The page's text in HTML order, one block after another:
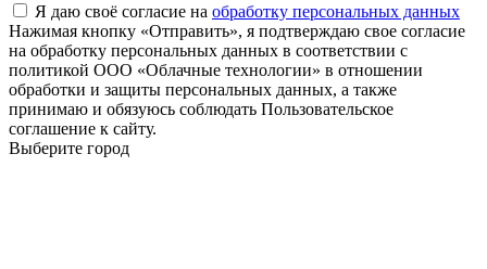
Я даю своё согласие на обработку персональных данных
Нажимая кнопку «Отправить», я подтверждаю свое согласие
на обработку персональных данных в соответствии с
политикой ООО «Облачные технологии» в отношении
обработки и защиты персональных данных, а также
принимаю и обязуюсь соблюдать Пользовательское
соглашение к сайту.
Выберите город